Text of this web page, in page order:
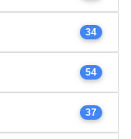
34
54
37